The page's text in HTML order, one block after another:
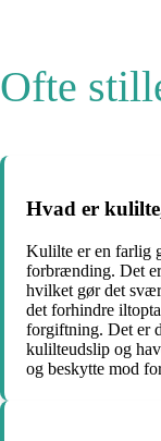
Ofte
Hvad er
Kulilte er en farlig
forbrænding. Det
hvilket gør det
det forhindre
forgiftning. Det er
kulilteudslip og
og beskytte mod